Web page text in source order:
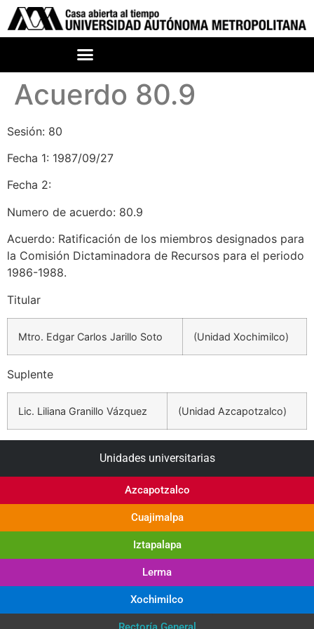
Acuerdo 80.9
Sesión: 80
Fecha 1: 1987/09/27
Fecha 2:
Numero de acuerdo: 80.9
Acuerdo: Ratificación de los miembros designados para
la Comisión Dictaminadora de Recursos para el periodo
1986-1988.
Titular
Mtro. Edgar Carlos Jarillo Soto (Unidad Xochimilco)
Suplente
Lic. Liliana Granillo Vázquez (Unidad Azcapotzalco)
Unidades universitarias
Azcapotzalco
Cuajimalpa
Iztapalapa
Lerma
Xochimilco